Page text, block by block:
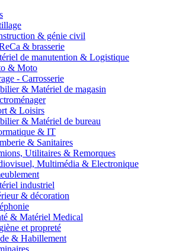
& génie civil
& brasserie
de manutention & Logistique
& Moto
- Carrosserie
& Matériel de magasin
& Loisirs
& Matériel de bureau
& IT
& Sanitaires
Utilitaires & Remorques
Multimédia & Electronique
industriel
& décoration
& Matériel Medical
et propreté
& Habillement